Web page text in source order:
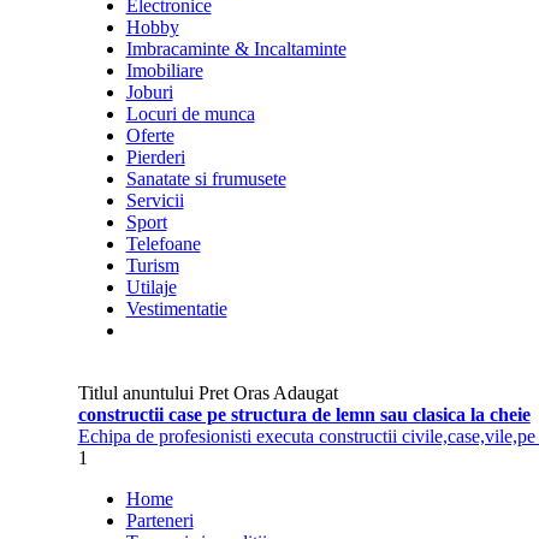
Electronice
Hobby
Imbracaminte & Incaltaminte
Imobiliare
Joburi
Locuri de munca
Oferte
Pierderi
Sanatate si frumusete
Servicii
Sport
Telefoane
Turism
Utilaje
Vestimentatie
Titlul anuntului Pret Oras Adaugat
constructii case pe structura de lemn sau clasica la cheie
Echipa de profesionisti executa constructii
1
Home
Parteneri